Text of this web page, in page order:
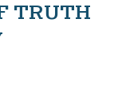
TRUTH